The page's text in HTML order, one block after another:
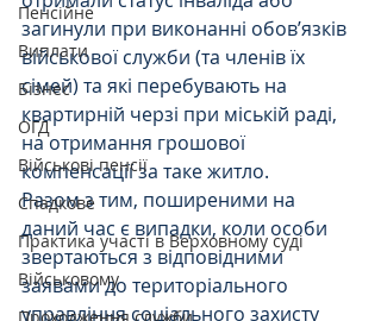
Пенсійне
Виплати
Бізнес
ОГД
Військові пенсії
Спадкове
Практика участі в Верховному суді
Військовому
загинули при виконанні обов’язків
військової служби (та членів їх
сімей) та які перебувають на
квартирній черзі при міській раді,
на отримання грошової
компенсації за таке житло.
Разом з тим, поширеними на
даний час є випадки, коли особи
звертаються з відповідними
заявами до територіального
управління соціального захисту